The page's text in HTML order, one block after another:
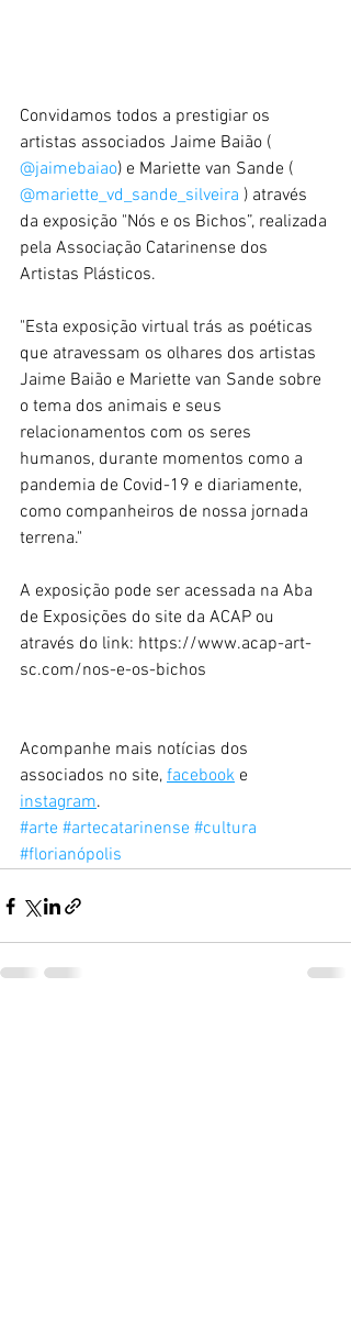
Convidamos todos a prestigiar os
artistas associados Jaime Baião (
@jaimebaiao) e Mariette van Sande (
@mariette_vd_sande_silveira ) através
da exposição "Nós e os Bichos”, realizada
pela Associação Catarinense dos
Artistas Plásticos.
"Esta exposição virtual trás as poéticas
que atravessam os olhares dos artistas
Jaime Baião e Mariette van Sande sobre
o tema dos animais e seus
relacionamentos com os seres
humanos, durante momentos como a
pandemia de Covid-19 e diariamente,
como companheiros de nossa jornada
terrena."
A exposição pode ser acessada na Aba
de Exposições do site da ACAP ou
através do link: https://www.acap-art-
sc.com/nos-e-os-bichos
Acompanhe mais notícias dos
associados no site, facebook e
instagram.
#arte #artecatarinense #cultura
#florianópolis